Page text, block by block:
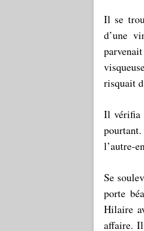
Il se
d’une
risquait
Il vérifia
l’autre-
Se
porte
Hilaire
affaire.